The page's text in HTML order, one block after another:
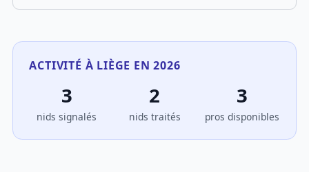
ACTIVITÉ À LIÈGE EN 2026
3
nids signalés
2
nids traités
3
pros disponibles